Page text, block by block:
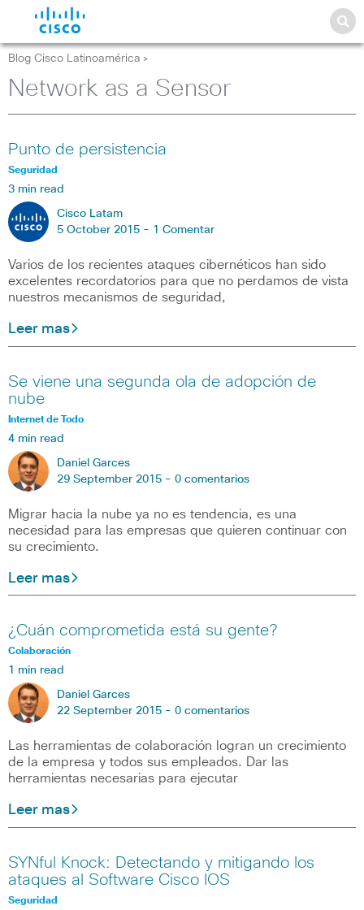
Blog Cisco Latinoamérica >
Network as a Sensor
Punto de persistencia
Seguridad
3 min read
Cisco Latam
5 October 2015 - 1 Comentar
Varios de los recientes ataques cibernéticos han sido
excelentes recordatorios para que no perdamos de vista
nuestros mecanismos de seguridad,
Leer mas
Se viene una segunda ola de adopción de
nube
Internet de Todo
4 min read
Daniel Garces
29 September 2015 - 0 comentarios
Migrar hacia la nube ya no es tendencia, es una
necesidad para las empresas que quieren continuar con
su crecimiento.
Leer mas
¿Cuán comprometida está su gente?
Colaboración
1 min read
Daniel Garces
22 September 2015 - 0 comentarios
Las herramientas de colaboración logran un crecimiento
de la empresa y todos sus empleados. Dar las
herramientas necesarias para ejecutar
Leer mas
SYNful Knock: Detectando y mitigando los
ataques al Software Cisco IOS
Seguridad